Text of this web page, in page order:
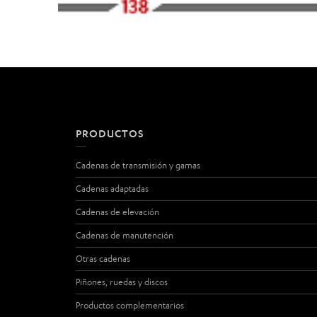
PRODUCTOS
Cadenas de transmisión y gamas
Cadenas adaptadas
Cadenas de elevación
Cadenas de manutención
Otras cadenas
Piñones, ruedas y discos
Productos complementarios